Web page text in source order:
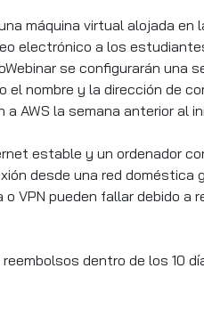
máquina virtual alojada en
electrónico a los
se configurarán una
el nombre y la dirección de
AWS la semana anterior al
estable y un ordenador
desde una red doméstica
VPN pueden fallar debido a
dentro de los 10